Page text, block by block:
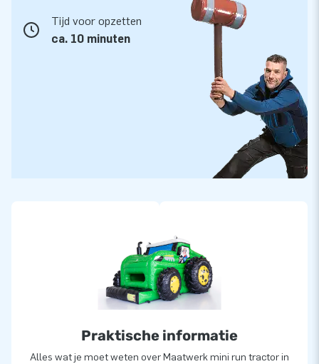
Tijd voor opzetten
ca. 10 minuten
Praktische informatie
Alles wat je moet weten over Maatwerk mini run tractor in